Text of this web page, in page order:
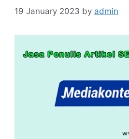
19 January 2023 by admin